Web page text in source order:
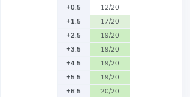
+0.5
12/20
+1.5
17/20
+2.5
19/20
+3.5
19/20
+4.5
19/20
+5.5
19/20
+6.5
20/20